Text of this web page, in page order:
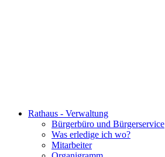
Rathaus - Verwaltung
Bürgerbüro und Bürgerservice
Was erledige ich wo?
Mitarbeiter